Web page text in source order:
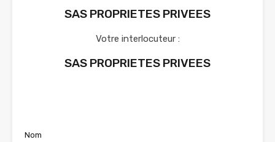
SAS PROPRIETES PRIVEES
Votre interlocuteur :
SAS PROPRIETES PRIVEES
Nom